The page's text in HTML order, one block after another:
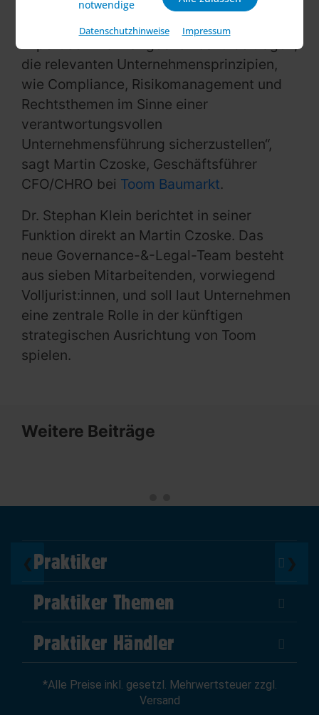
notwendige
Datenschutzhinweise Impressum
unseren Bereich Governance & Legal
strategisch weiterentwickeln wird. Seine
die relevanten Unternehmensprinzipien,
wie Compliance, Risikomanagement und
Rechtsthemen im Sinne einer
verantwortungsvollen
Unternehmensführung sicherzustellen“,
sagt Martin Czoske, Geschäftsführer
CFO/CHRO bei Toom Baumarkt.
Dr. Stephan Klein berichtet in seiner
Funktion direkt an Martin Czoske. Das
neue Governance-&-Legal-Team besteht
aus sieben Mitarbeitenden, vorwiegend
Volljurist:innen, und soll laut Unternehmen
eine zentrale Rolle in der künftigen
strategischen Ausrichtung von Toom
spielen.
Weitere Beiträge
❮ ❯
Praktiker
Über Uns
Impressum
AGB
Widerrufsrecht
Praktiker Themen
DIY Helden
Marktplatz
Praktiker Händler
Zum Händler-Login
*Alle Preise inkl. gesetzl. Mehrwertsteuer zzgl.
Versand